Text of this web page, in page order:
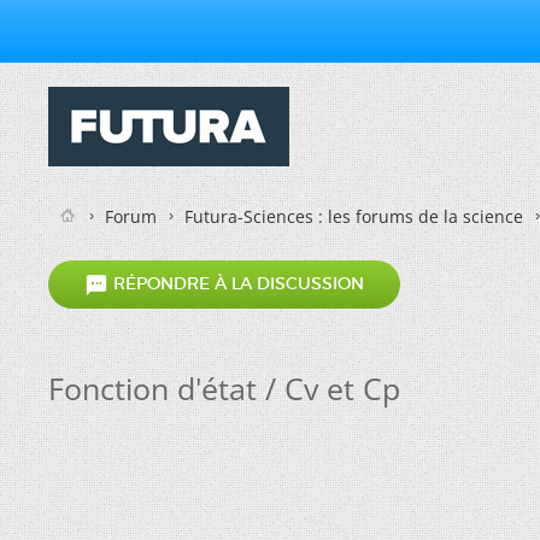
Forum Futura-Sciences : les forums de la science
 RÉPONDRE À LA DISCUSSION
Fonction d'état / Cv et Cp